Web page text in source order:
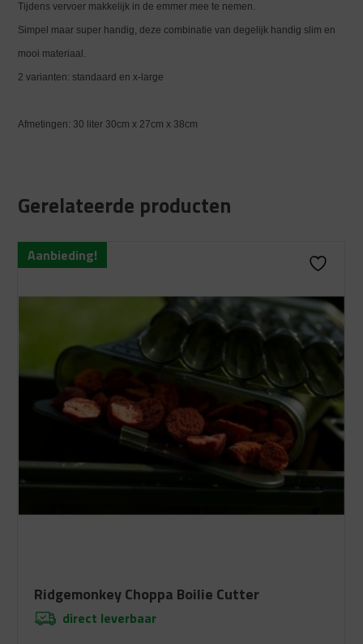
Tijdens vervoer makkelijk in de emmer mee te nemen.
Simpel maar super handig, deze combinatie van degelijk handig slim en
mooi materiaal.
2 varianten: standaard en x-large
Afmetingen: 30 liter 30cm x 27cm x 38cm
Gerelateerde producten
Ridgemonkey Choppa Boilie Cutter
direct leverbaar
Aanbieding!